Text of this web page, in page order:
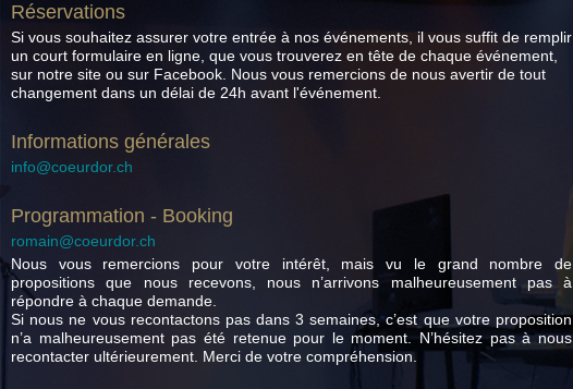
Réservations
Si vous souhaitez assurer votre entrée à nos événements, il vous suffit de remplir
un court formulaire en ligne, que vous trouverez en tête de chaque événement,
sur notre site ou sur Facebook. Nous vous remercions de nous avertir de tout
changement dans un délai de 24h avant l'événement.
Informations générales
info@coeurdor.ch
Programmation - Booking
romain@coeurdor.ch
Nous vous remercions pour votre intérêt, mais vu le grand nombre de
propositions que nous recevons, nous n’arrivons malheureusement pas à
répondre à chaque demande.
Si nous ne vous recontactons pas dans 3 semaines, c’est que votre proposition
n’a malheureusement pas été retenue pour le moment. N’hésitez pas à nous
recontacter ultérieurement. Merci de votre compréhension.